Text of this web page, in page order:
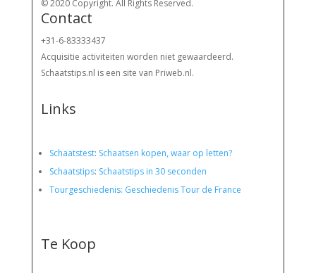
© 2020 Copyright. All Rights Reserved.
Contact
+31-6-83333437
Acquisitie activiteiten worden niet gewaardeerd.
Schaatstips.nl is een site van Priweb.nl.
Links
Schaatstest: Schaatsen kopen, waar op letten?
Schaatstips: Schaatstips in 30 seconden
Tourgeschiedenis: Geschiedenis Tour de France
Te Koop